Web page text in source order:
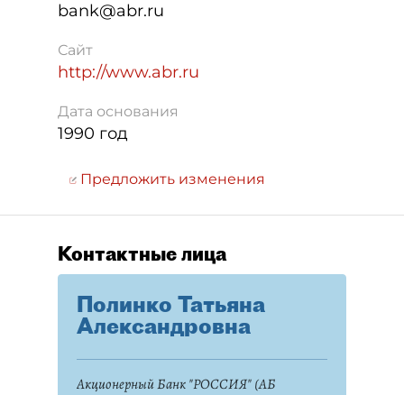
bank@abr.ru
Сайт
http://www.abr.ru
Дата основания
1990 год
Предложить изменения
Контактные лица
Полинко Татьяна
Александровна
Акционерный Банк "РОССИЯ" (АБ